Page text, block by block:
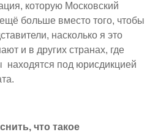
которую Московский
больше вместо того, чтобы
насколько я это
и в других странах, где
под юрисдикцией
что такое